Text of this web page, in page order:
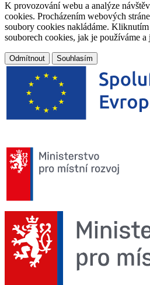
K provozování webu a analýze
cookies. Procházením webových
soubory cookies nakládáme. Kliknutím
souborech cookies, jak je používáme
Odmítnout Souhlasím